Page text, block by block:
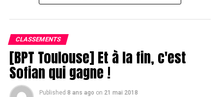
CLASSEMENTS
[BPT Toulouse] Et à la fin, c'est
Sofian qui gagne !
Published 8 ans ago on 21 mai 2018